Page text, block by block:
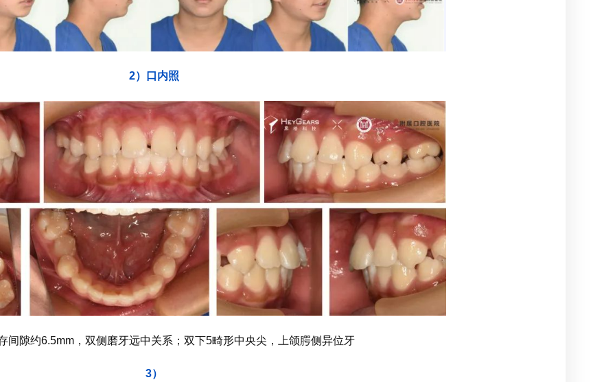
2）口内照
间隙约6.5mm，双侧磨牙远中关系；双下5畸形中央尖，上颌腭侧异位牙
3）